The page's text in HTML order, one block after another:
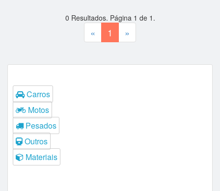
0 Resultados. Página 1 de 1 .
« 1 »
Carros
Motos
Pesados
Outros
Materiais